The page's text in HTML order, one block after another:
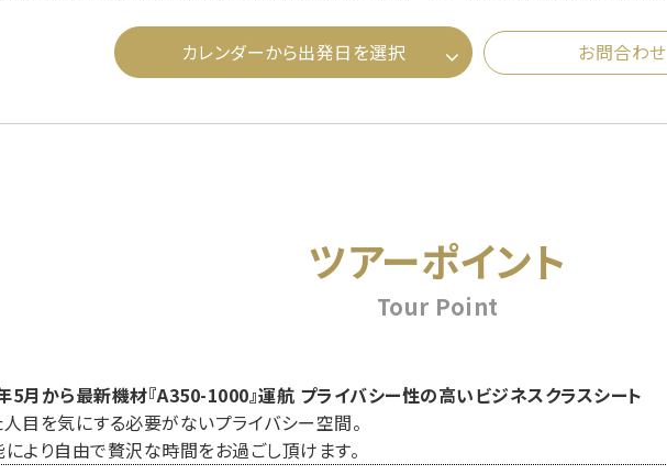
カレンダーから出発日を選択 お問合わせ
ツアーポイント
Tour Point
月から最新機材『A350-1000』運航 プライバシー性の高いビジネスクラスシート
目を気にする必要がないプライバシー空間。
より自由で贅沢な時間をお過ごし頂けます。